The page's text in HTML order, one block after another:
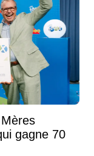
gagne 70